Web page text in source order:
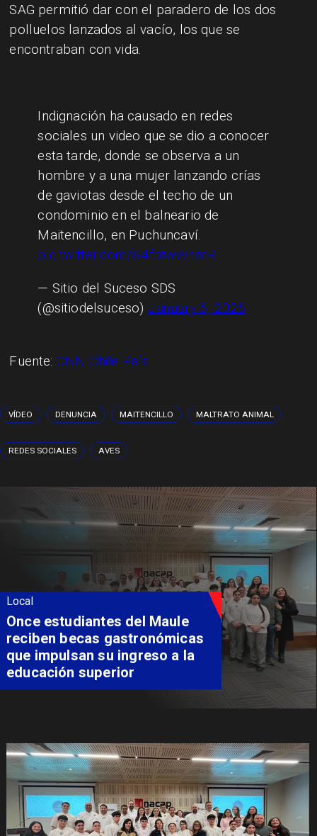
SAG permitió dar con el paradero de los dos
polluelos lanzados al vacío, los que se
encontraban con vida.
Indignación ha causado en redes
sociales un video que se dio a conocer
esta tarde, donde se observa a un
hombre y a una mujer lanzando crías
de gaviotas desde el techo de un
condominio en el balneario de
Maitencillo, en Puchuncaví.
pic.twitter.com/G4fbtwWnmR
— Sitio del Suceso SDS
(@sitiodelsuceso) January 6, 2026
Fuente: CNN Chile País
VÍDEO DENUNCIA MAITENCILLO MALTRATO ANIMAL
REDES SOCIALES AVES
Local
Once estudiantes del Maule
reciben becas gastronómicas
que impulsan su ingreso a la
educación superior